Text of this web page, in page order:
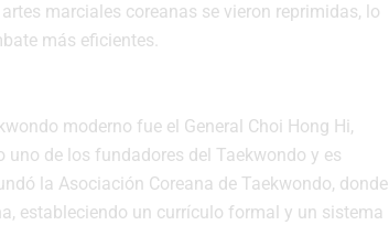
marciales coreanas se vieron reprimidas, lo
más eficientes.
moderno fue el General Choi Hong Hi,
uno de los fundadores del Taekwondo y es
la Asociación Coreana de Taekwondo, donde
estableciendo un currículo formal y un sistema